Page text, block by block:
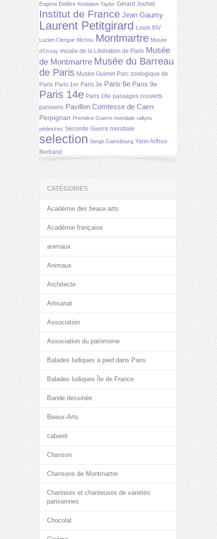
Eugène Delâtre fondation Taylor Gérard Jouhet
Institut de France Jean Gaumy
Laurent Petitgirard Louis XIV
Lucien Clergue Michou Montmartre Musée
d'Orsay musée de la Libération de Paris Musée
de Montmartre Musée du Barreau
de Paris Musée Guimet Parc zoologique de
Paris Paris 1er Paris 3e Paris 6e Paris 9e
Paris 14e Paris 18e passages couverts
parisiens Pavillon Comtesse de Caen
Perpignan Première Guerre mondiale rallyes
pédestres Seconde Guerre mondiale
selection Serge Gainsbourg Yann Arthus-
Bertrand
CATÉGORIES
Académie des beaux-arts
Académie française
animaux
Animaux
Architecte
Artisanat
Association
Association du patrimoine
Balades ludiques à pied dans Paris
Balades ludiques Île de France
Bande dessinée
Beaux-Arts
cabaret
Chanson
Chansons de Montmartre
Chanteurs et chanteuses de variétés
parisiennes
Chocolat